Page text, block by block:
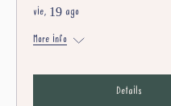
vie, 19 ago
More info
Details